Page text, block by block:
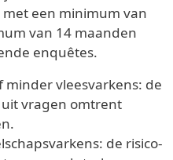
een minimum van
van 14 maanden
enquêtes.
minder vleesvarkens: de
vragen omtrent
de risico-